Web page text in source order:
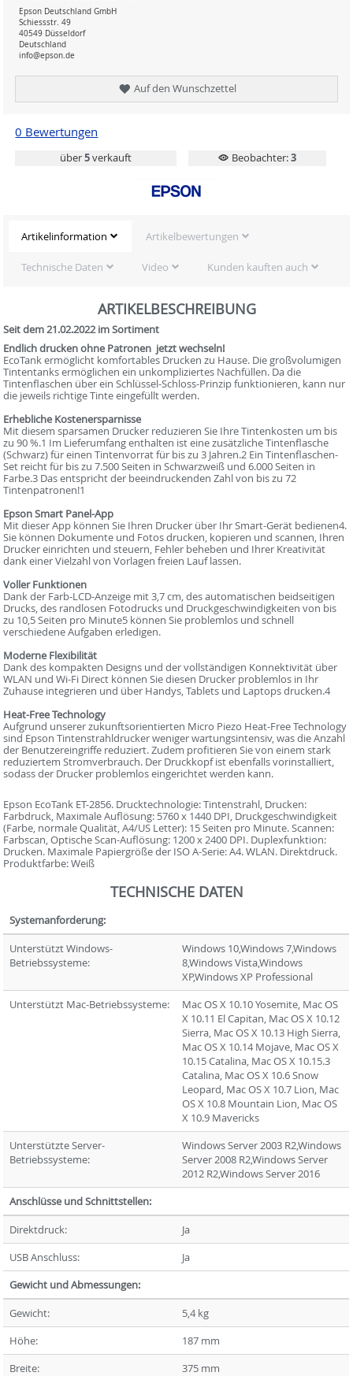
Epson Deutschland GmbH
Schiessstr. 49
40549 Düsseldorf
Deutschland
info@epson.de
Auf den Wunschzettel
0 Bewertungen
über5verkauft Beobachter:3
Artikelinformation Artikelbewertungen
Technische Daten Video Kunden kauften auch
ARTIKELBESCHREIBUNG
Seit dem 21.02.2022 im Sortiment
Endlich drucken ohne Patronen  jetzt wechseln!
EcoTank ermöglicht komfortables Drucken zu Hause. Die großvolumigen
Tintentanks ermöglichen ein unkompliziertes Nachfüllen. Da die
Tintenflaschen über ein Schlüssel-Schloss-Prinzip funktionieren, kann nur
die jeweils richtige Tinte eingefüllt werden.
Erhebliche Kostenersparnisse
Mit diesem sparsamen Drucker reduzieren Sie Ihre Tintenkosten um bis
zu 90 %.1 Im Lieferumfang enthalten ist eine zusätzliche Tintenflasche
(Schwarz) für einen Tintenvorrat für bis zu 3 Jahren.2 Ein Tintenflaschen-
Set reicht für bis zu 7.500 Seiten in Schwarzweiß und 6.000 Seiten in
Farbe.3 Das entspricht der beeindruckenden Zahl von bis zu 72
Tintenpatronen!1
Epson Smart Panel-App
Mit dieser App können Sie Ihren Drucker über Ihr Smart-Gerät bedienen4.
Sie können Dokumente und Fotos drucken, kopieren und scannen, Ihren
Drucker einrichten und steuern, Fehler beheben und Ihrer Kreativität
dank einer Vielzahl von Vorlagen freien Lauf lassen.
Voller Funktionen
Dank der Farb-LCD-Anzeige mit 3,7 cm, des automatischen beidseitigen
Drucks, des randlosen Fotodrucks und Druckgeschwindigkeiten von bis
zu 10,5 Seiten pro Minute5 können Sie problemlos und schnell
verschiedene Aufgaben erledigen.
Moderne Flexibilität
Dank des kompakten Designs und der vollständigen Konnektivität über
WLAN und Wi-Fi Direct können Sie diesen Drucker problemlos in Ihr
Zuhause integrieren und über Handys, Tablets und Laptops drucken.4
Heat-Free Technology
Aufgrund unserer zukunftsorientierten Micro Piezo Heat-Free Technology
sind Epson Tintenstrahldrucker weniger wartungsintensiv, was die Anzahl
der Benutzereingriffe reduziert. Zudem profitieren Sie von einem stark
reduziertem Stromverbrauch. Der Druckkopf ist ebenfalls vorinstalliert,
sodass der Drucker problemlos eingerichtet werden kann.
Epson EcoTank ET-2856. Drucktechnologie: Tintenstrahl, Drucken:
Farbdruck, Maximale Auflösung: 5760 x 1440 DPI, Druckgeschwindigkeit
(Farbe, normale Qualität, A4/US Letter): 15 Seiten pro Minute. Scannen:
Farbscan, Optische Scan-Auflösung: 1200 x 2400 DPI. Duplexfunktion:
Drucken. Maximale Papiergröße der ISO A-Serie: A4. WLAN. Direktdruck.
Produktfarbe: Weiß
TECHNISCHE DATEN
Systemanforderung:
Unterstützt Windows-
Betriebssysteme:
Windows 10,Windows 7,Windows
8,Windows Vista,Windows
XP,Windows XP Professional
Unterstützt Mac-Betriebssysteme:
Mac OS X 10.10 Yosemite, Mac OS
X 10.11 El Capitan, Mac OS X 10.12
Sierra, Mac OS X 10.13 High Sierra,
Mac OS X 10.14 Mojave, Mac OS X
10.15 Catalina, Mac OS X 10.15.3
Catalina, Mac OS X 10.6 Snow
Leopard, Mac OS X 10.7 Lion, Mac
OS X 10.8 Mountain Lion, Mac OS
X 10.9 Mavericks
Unterstützte Server-
Betriebssysteme:
Windows Server 2003 R2,Windows
Server 2008 R2,Windows Server
2012 R2,Windows Server 2016
Anschlüsse und Schnittstellen:
Direktdruck:
Ja
USB Anschluss:
Ja
Gewicht und Abmessungen:
Gewicht:
5,4 kg
Höhe:
187 mm
Breite:
375 mm